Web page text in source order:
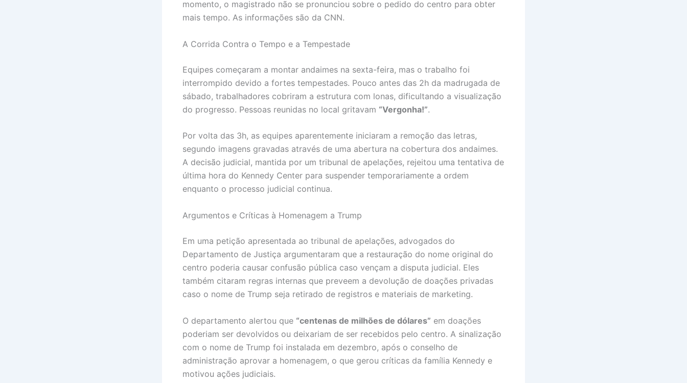
momento, o magistrado não se pronunciou sobre o pedido do centro para obter
mais tempo. As informações são da CNN.
A Corrida Contra o Tempo e a Tempestade
Equipes começaram a montar andaimes na sexta-feira, mas o trabalho foi
interrompido devido a fortes tempestades. Pouco antes das 2h da madrugada de
sábado, trabalhadores cobriram a estrutura com lonas, dificultando a visualização
do progresso. Pessoas reunidas no local gritavam “Vergonha!”.
Por volta das 3h, as equipes aparentemente iniciaram a remoção das letras,
segundo imagens gravadas através de uma abertura na cobertura dos andaimes.
A decisão judicial, mantida por um tribunal de apelações, rejeitou uma tentativa de
última hora do Kennedy Center para suspender temporariamente a ordem
enquanto o processo judicial continua.
Argumentos e Críticas à Homenagem a Trump
Em uma petição apresentada ao tribunal de apelações, advogados do
Departamento de Justiça argumentaram que a restauração do nome original do
centro poderia causar confusão pública caso vençam a disputa judicial. Eles
também citaram regras internas que preveem a devolução de doações privadas
caso o nome de Trump seja retirado de registros e materiais de marketing.
O departamento alertou que “centenas de milhões de dólares” em doações
poderiam ser devolvidos ou deixariam de ser recebidos pelo centro. A sinalização
com o nome de Trump foi instalada em dezembro, após o conselho de
administração aprovar a homenagem, o que gerou críticas da família Kennedy e
motivou ações judiciais.